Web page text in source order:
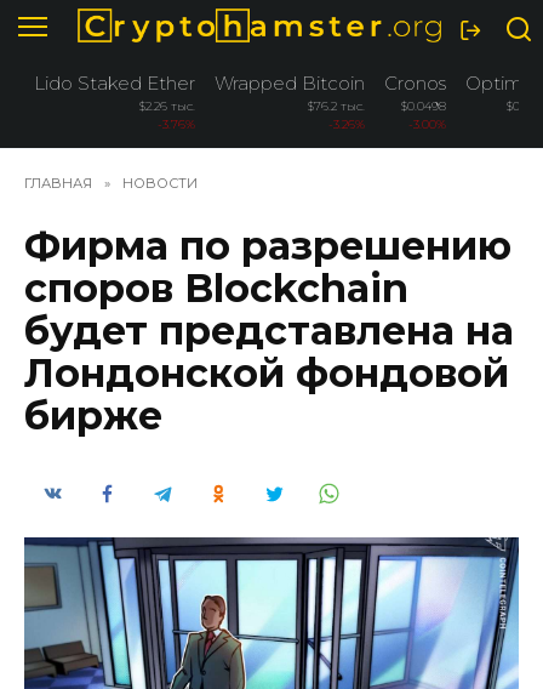
Перейти
содержанию
Lido Staked Ether
$2.26 тыс.
-3.76%
Wrapped Bitcoin
$76.2 тыс.
-3.26%
Cronos
$0.0498
-3.00%
ГЛАВНАЯ » НОВОСТИ
Фирма по разрешению
споров Blockchain
будет представлена ​​на
Лондонской фондовой
бирже